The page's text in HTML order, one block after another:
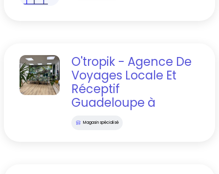
O'tropik - Agence De
Voyages Locale Et
Réceptif
Guadeloupe à
Magasin spécialisé